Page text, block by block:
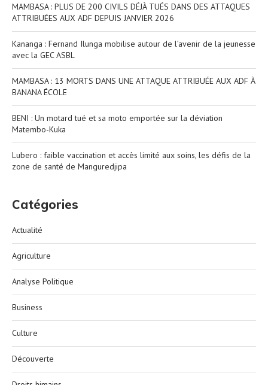
MAMBASA : PLUS DE 200 CIVILS DÉJÀ TUÉS DANS DES ATTAQUES
ATTRIBUÉES AUX ADF DEPUIS JANVIER 2026
Kananga : Fernand Ilunga mobilise autour de l’avenir de la jeunesse
avec la GEC ASBL
MAMBASA : 13 MORTS DANS UNE ATTAQUE ATTRIBUÉE AUX ADF À
BANANA ÉCOLE
BENI : Un motard tué et sa moto emportée sur la déviation
Matembo-Kuka
Lubero : faible vaccination et accès limité aux soins, les défis de la
zone de santé de Manguredjipa
Catégories
Actualité
Agriculture
Analyse Politique
Business
Culture
Découverte